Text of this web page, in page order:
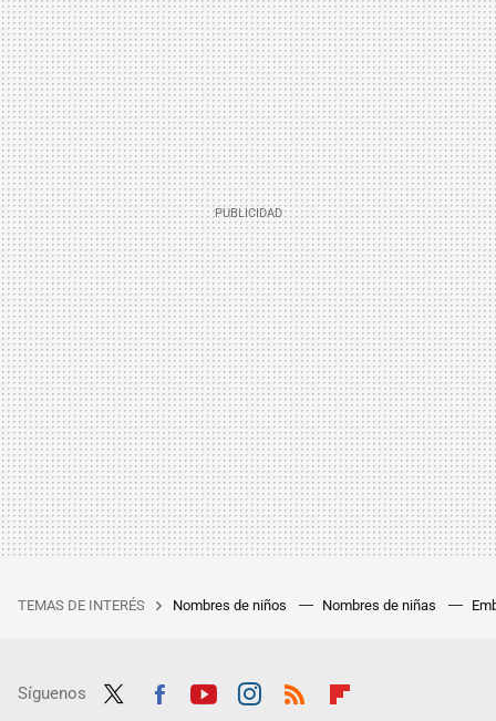
TEMAS DE INTERÉS Nombres de niños Nombres de niñas
Síguenos